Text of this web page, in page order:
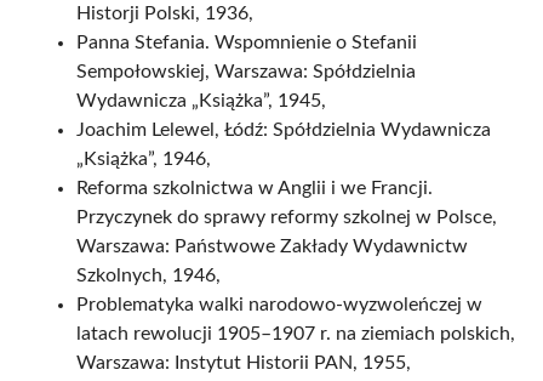
Historji Polski, 1936,
Panna Stefania. Wspomnienie o Stefanii
Sempołowskiej, Warszawa: Spółdzielnia
Wydawnicza „Książka”, 1945,
Joachim Lelewel, Łódź: Spółdzielnia Wydawnicza
„Książka”, 1946,
Reforma szkolnictwa w Anglii i we Francji.
Przyczynek do sprawy reformy szkolnej w Polsce,
Warszawa: Państwowe Zakłady Wydawnictw
Szkolnych, 1946,
Problematyka walki narodowo-wyzwoleńczej w
latach rewolucji 1905–1907 r. na ziemiach polskich,
Warszawa: Instytut Historii PAN, 1955,